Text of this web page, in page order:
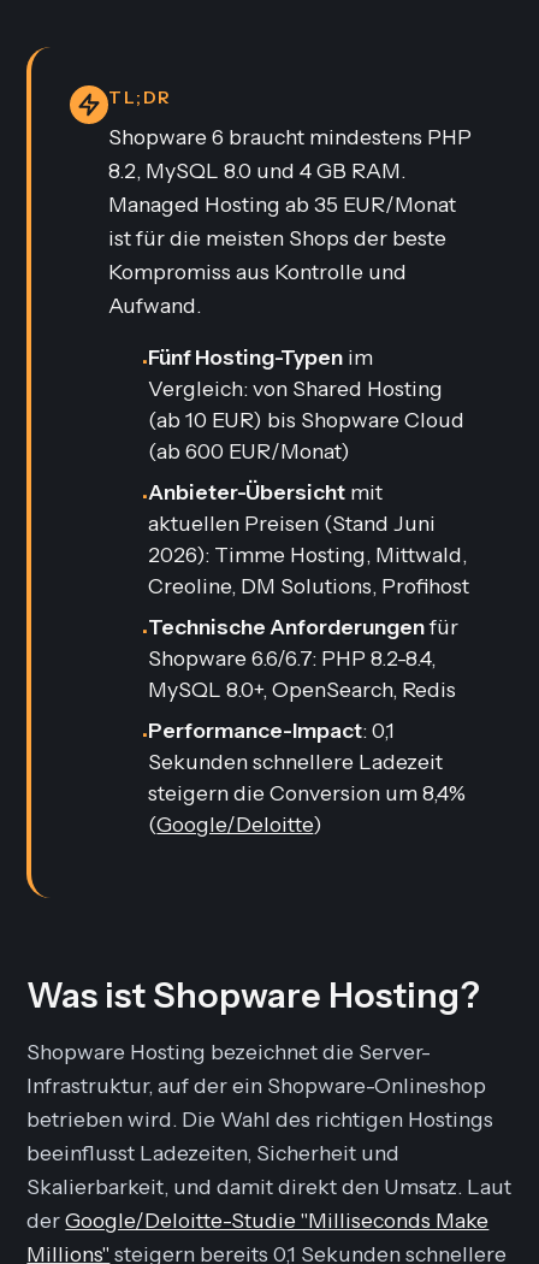
TL;DR
Shopware 6 braucht mindestens PHP
8.2, MySQL 8.0 und 4 GB RAM.
Managed Hosting ab 35 EUR/Monat
ist für die meisten Shops der beste
Kompromiss aus Kontrolle und
Aufwand.
•Fünf Hosting-Typen im
Vergleich: von Shared Hosting
(ab 10 EUR) bis Shopware Cloud
(ab 600 EUR/Monat)
•Anbieter-Übersicht mit
aktuellen Preisen (Stand Juni
2026): Timme Hosting, Mittwald,
Creoline, DM Solutions, Profihost
•Technische Anforderungenfür
Shopware 6.6/6.7: PHP 8.2-8.4,
MySQL 8.0+, OpenSearch, Redis
•Performance-Impact: 0,1
Sekunden schnellere Ladezeit
steigern die Conversion um 8,4%
(Google/Deloitte)
Was ist Shopware Hosting?
Shopware Hosting bezeichnet die Server-
Infrastruktur, auf der ein Shopware-Onlineshop
betrieben wird. Die Wahl des richtigen Hostings
beeinflusst Ladezeiten, Sicherheit und
Skalierbarkeit, und damit direkt den Umsatz. Laut
derGoogle/Deloitte-Studie "Milliseconds Make
Millions" steigern bereits 0,1 Sekunden schnellere